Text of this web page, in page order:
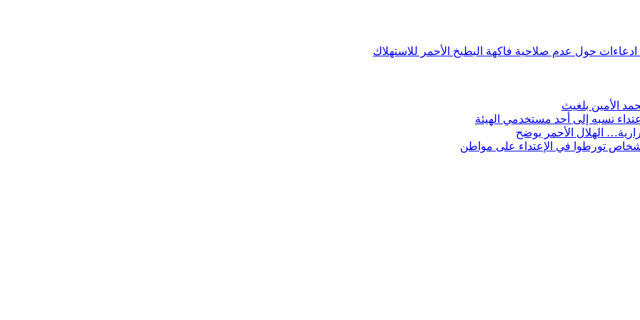
ادعاءات حول عدم صلاحية فاكهة البطيخ الأحمر للاستهلاك
الأمين بلغيث
نسبه إلى أحد مستخدمي الهيئة
الهلال الأحمر يوضح